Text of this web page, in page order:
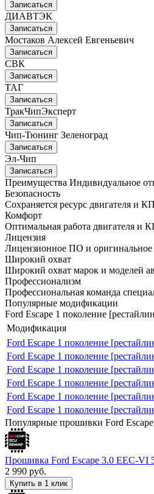
Записаться
ДИАВТЭК
Записаться
Мостаков Алексей Евгеньевич
Записаться
СВК
Записаться
ТАГ
Записаться
ТракЧипЭксперт
Записаться
Чип-Тюнинг Зеленоград
Записаться
Эл-Чип
Записаться
Преимущества Индивидуальное
Безопасность
Сохраняется ресурс двигателя и
Комфорт
Оптимальная работа двигателя и
Лицензия
Лицензионное ПО и оригинальное
Широкий охват
Широкий охват марок и моделей
Профессионализм
Профессиональная команда
Популярные модификации
Ford Escape 1 поколение
Модификация
Ford Escape 1 поколение
Ford Escape 1 поколение
Ford Escape 1 поколение
Ford Escape 1 поколение
Ford Escape 1 поколение
Ford Escape 1 поколение
Популярные прошивки Ford
Прошивка Ford Escape 3.0 EEC-
2 990 руб.
Купить в 1 клик